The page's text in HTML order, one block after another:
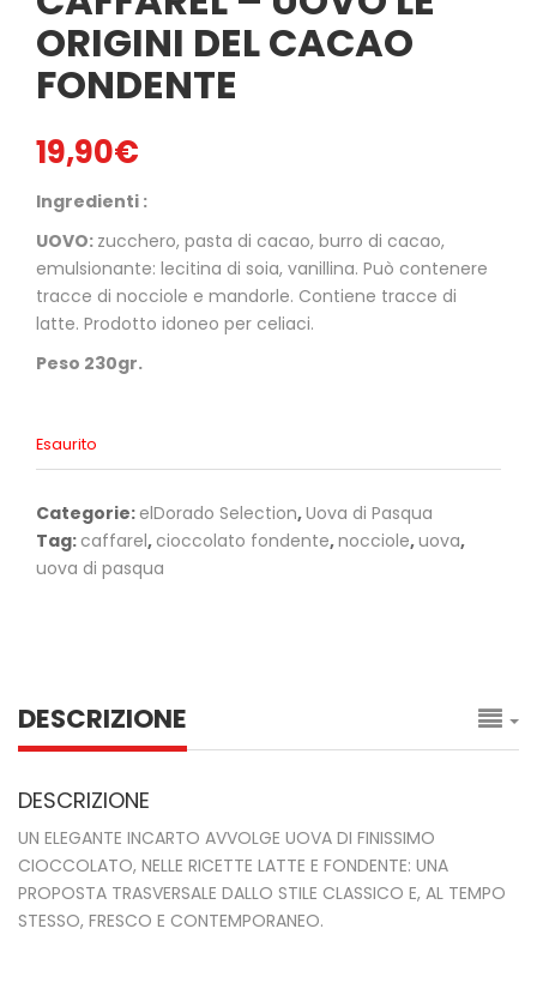
ORIGINI DEL CACAO
FONDENTE
19,90€
Ingredienti :
UOVO: zucchero, pasta di cacao, burro di cacao,
emulsionante: lecitina di soia, vanillina. Può contenere
tracce di nocciole e mandorle. Contiene tracce di
latte. Prodotto idoneo per celiaci.
Peso 230gr.
Esaurito
Categorie: elDorado Selection,Uova di Pasqua
Tag: caffarel, cioccolato fondente,nocciole,uova,
uova di pasqua
DESCRIZIONE
DESCRIZIONE
UN ELEGANTE INCARTO AVVOLGE UOVA DI ­FINISSIMO
CIOCCOLATO, NELLE RICETTE LATTE E FONDENTE: UNA
PROPOSTA TRASVERSALE DALLO STILE CLASSICO E, AL TEMPO
STESSO, FRESCO E CONTEMPORANEO.